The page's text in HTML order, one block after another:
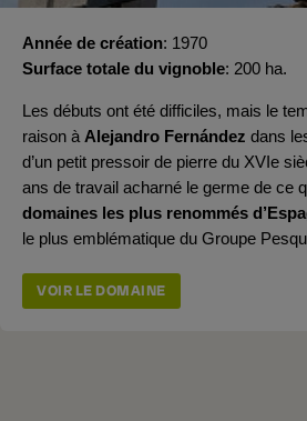
Année de création 1970
Surface totale du vignoble 200 ha.
Les débuts ont été difficiles, mais le
raison à Alejandro Fernández dans
d’un petit pressoir de pierre du XVIe
ans de travail acharné le germe de ce
domaines les plus renommés
le plus emblématique du Groupe
VOIR LE DOMAINE